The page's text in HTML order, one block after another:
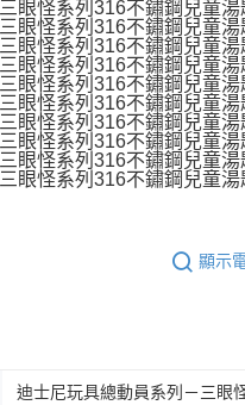
顯示
迪士尼玩具總動員系列－三眼